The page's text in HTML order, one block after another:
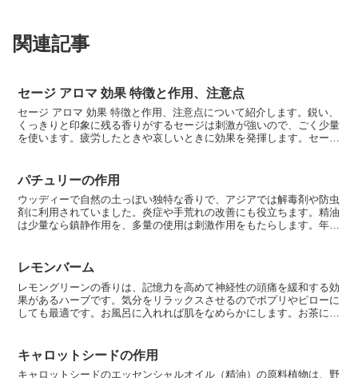
関連記事
セージ アロマ 効果 特徴と作用、注意点
セージ アロマ 効果 特徴と作用、注意点について紹介します。鋭い、
くっきりと印象に残る香りがするセージは刺激が強いので、ごく少量
を使います。疲労したときや哀しいときに効果を発揮します。セージ
パチュリーの作用
ウッディーで自然の土っぼい独特な香りで、アジアでは解毒剤や防虫
剤に利用されていました。炎症や手荒れの改善にも役立ちます。精油
は少量なら鎮静作用を、多量の使用は刺激作用をもたらします。年月
レモンバーム
レモングリーンの香りは、記憶力を高めて神経性の頭痛を緩和する効
果があるハーブです。気分をリラックスさせるのでポプリやピローに
しても最適です。お風呂に入れれば肌をなめらかにします。お茶にし
キャロットシードの作用
キャロットシードのエッセンシャルオイル（精油）の原料植物は、野